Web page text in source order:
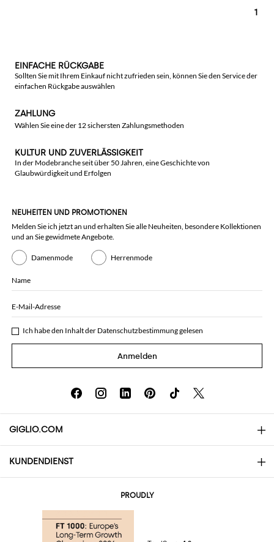
1
EINFACHE RÜCKGABE
Sollten Sie mit Ihrem Einkauf nicht zufrieden sein, können Sie den Service der
einfachen Rückgabe auswählen
ZAHLUNG
Wählen Sie eine der 12 sichersten Zahlungsmethoden
KULTUR UND ZUVERLÄSSIGKEIT
In der Modebranche seit über 50 Jahren, eine Geschichte von
Glaubwürdigkeit und Erfolgen
NEUHEITEN UND PROMOTIONEN
Melden Sie ich jetzt an und erhalten Sie alle Neuheiten, besondere Kollektionen
und an Sie gewidmete Angebote.
Damenmode Herrenmode
Name
E-Mail-Adresse
Ich habe den Inhalt der Datenschutzbestimmunggelesen
Anmelden
GIGLIO.COM
Über uns
KUNDENDIENST
PROUDLY